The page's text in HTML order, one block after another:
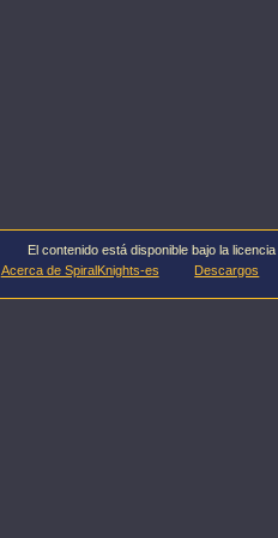
El contenido está disponible bajo la licencia
Acerca de SpiralKnights-es Descargos